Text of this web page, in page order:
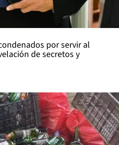
por servir al
de secretos y